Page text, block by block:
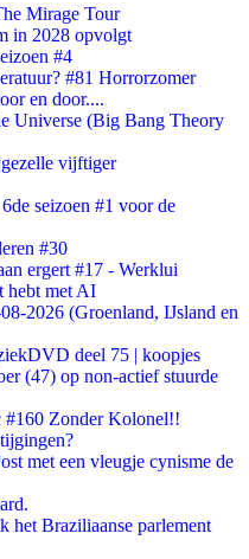
Mirage Tour
in 2028 opvolgt
#4
#81 Horrorzomer
en door....
Universe (Big Bang Theory
vijftiger
seizoen #1 voor de
#30
ergert #17 - Werklui
hebt met AI
2026 (Groenland, IJsland en
deel 75 | koopjes
(47) op non-actief stuurde
Zonder Kolonel!!
met een vleugje cynisme de
het Braziliaanse parlement